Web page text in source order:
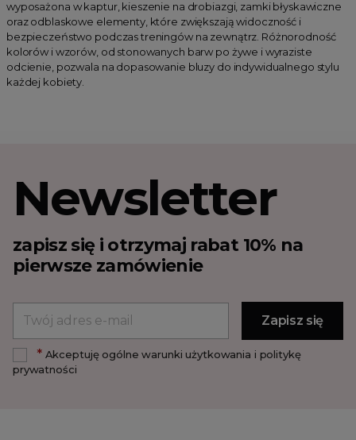
wyposażona w kaptur, kieszenie na drobiazgi, zamki błyskawiczne
oraz odblaskowe elementy, które zwiększają widoczność i
bezpieczeństwo podczas treningów na zewnątrz. Różnorodność
kolorów i wzorów, od stonowanych barw po żywe i wyraziste
odcienie, pozwala na dopasowanie bluzy do indywidualnego stylu
każdej kobiety.
Newsletter
zapisz się i otrzymaj rabat 10% na
pierwsze zamówienie
*Akceptuję ogólne warunki użytkowania i politykę
prywatności